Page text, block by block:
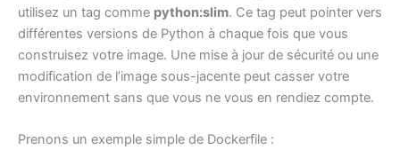
utilisez un tag comme python:slim. Ce tag peut pointer vers
différentes versions de Python à chaque fois que vous
construisez votre image. Une mise à jour de sécurité ou une
modification de l’image sous-jacente peut casser votre
environnement sans que vous ne vous en rendiez compte.
Prenons un exemple simple de Dockerfile :